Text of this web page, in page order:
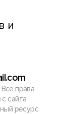
и
права
сайта
ресурс.